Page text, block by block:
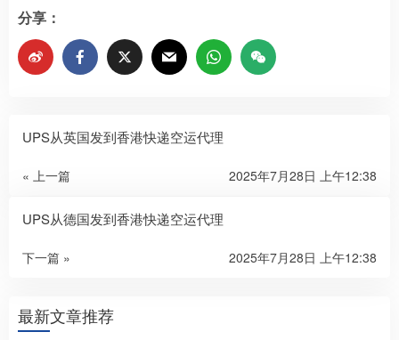
分享：
UPS从英国发到香港快递空运代理
« 上一篇 2025年7月28日 上午12:38
UPS从德国发到香港快递空运代理
下一篇 » 2025年7月28日 上午12:38
最新文章推荐